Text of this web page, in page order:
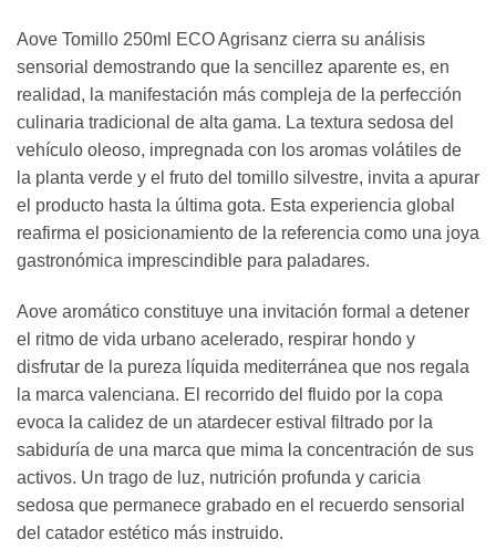
Aove Tomillo 250ml ECO Agrisanz cierra su análisis
sensorial demostrando que la sencillez aparente es, en
realidad, la manifestación más compleja de la perfección
culinaria tradicional de alta gama. La textura sedosa del
vehículo oleoso, impregnada con los aromas volátiles de
la planta verde y el fruto del tomillo silvestre, invita a apurar
el producto hasta la última gota. Esta experiencia global
reafirma el posicionamiento de la referencia como una joya
gastronómica imprescindible para paladares.
Aove aromático constituye una invitación formal a detener
el ritmo de vida urbano acelerado, respirar hondo y
disfrutar de la pureza líquida mediterránea que nos regala
la marca valenciana. El recorrido del fluido por la copa
evoca la calidez de un atardecer estival filtrado por la
sabiduría de una marca que mima la concentración de sus
activos. Un trago de luz, nutrición profunda y caricia
sedosa que permanece grabado en el recuerdo sensorial
del catador estético más instruido.